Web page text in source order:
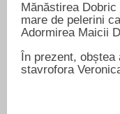
Mănăstirea
mare de pelerini
Adormirea Maicii
În prezent, obștea
stavrofora